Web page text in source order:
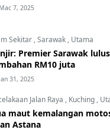
Mac 7, 2025
Sekitar ,Sarawak , Utama
Premier Sarawak
RM10 juta
Jan 31, 2025
Jalan Raya , Kuching ,
maut kemalangan
Astana